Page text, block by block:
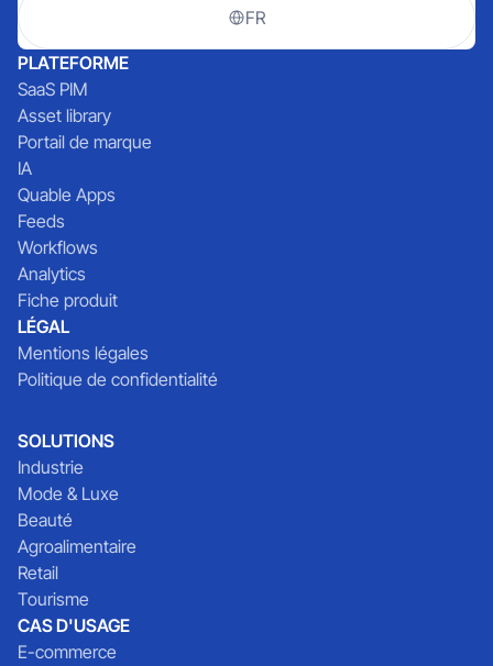
FR
PLATEFORME
SaaS PIM
Asset library
Portail de marque
IA
Quable Apps
Feeds
Workflows
Analytics
Fiche produit
LÉGAL
Mentions légales
Politique de confidentialité
SOLUTIONS
Industrie
Mode & Luxe
Beauté
Agroalimentaire
Retail
Tourisme
CAS D'USAGE
E-commerce